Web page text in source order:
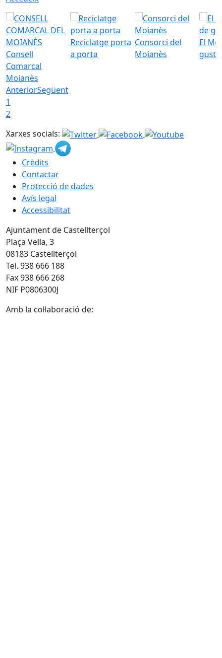
Consell
Comarcal
Moianès
Reciclatge porta
a porta
Consorci del
Moianès
El
gust
AnteriorSegüent
1
2
Xarxes socials:
Crèdits
Contactar
Protecció de dades
Avís legal
Accessibilitat
Ajuntament de Castellterçol
Plaça Vella, 3
08183 Castellterçol
Tel. 938 666 188
Fax 938 666 268
NIF P0806300J
Amb la col·laboració de: